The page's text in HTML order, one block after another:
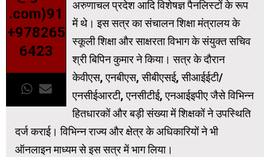
.com)91
+978265
6423
अरुणाचल प्रदेश आदि विशेषज्ञ पैनलिस्टों के रूप
में थे। इस सत्र का संचालन शिक्षा मंत्रालय के
स्कूली शिक्षा और साक्षरता विभाग के संयुक्त सचिव
श्री बिपिन कुमार ने किया। सत्र के दौरान
केवीएस, एनबीएस, सीबीएसई, सीआईईटी/
एनसीईआरटी, एनसीटीई, एनआईइपीए जैसे विभिन्न
हितधारकों और बड़ी संख्या में शिक्षकों ने उपस्थिति
दर्ज कराई। विभिन्न राज्य और क्षेत्र के अधिकारियों ने भी
ऑनलाइन माध्यम से इस सत्र में भाग लिया।